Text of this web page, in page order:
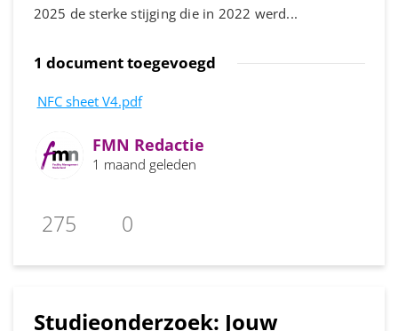
2025 de sterke stijging die in 2022 werd...
1 document toegevoegd
NFC sheet V4.pdf
FMN Redactie
1 maand geleden
275 0
Studieonderzoek: Jouw